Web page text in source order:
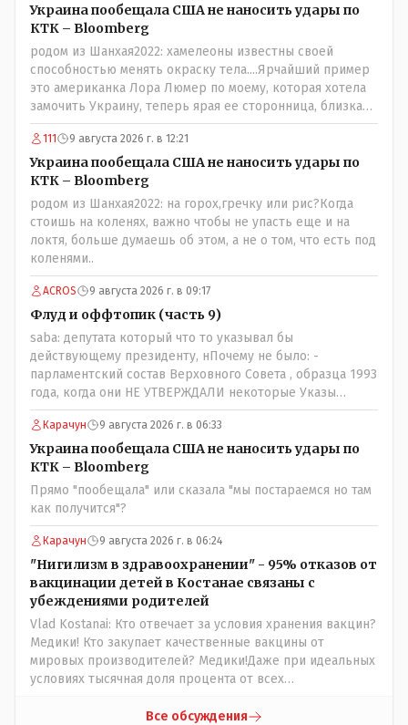
Украина пообещала США не наносить удары по
КТК – Bloomberg
родом из Шанхая2022: хамелеоны известны своей
способностью менять окраску тела....Ярчайший пример
это американка Лора Люмер по моему, которая хотела
замочить Украину, теперь ярая ее сторонница, близкая
к Трампу. Ну и западные страны тем более, которые
предоставляли Зеленскому убежище, чтоб он бежал и
которые развернулись потом на 180 или 360 градусов,
посмотрев на того, как он не сдался, но ты же там сам
живешь и многое знаешь о тех, на кого работаешь.. Это
просто прагматизм и ничего личного. Победим мы, они
встанут под нас и наоборот и все это понимают..
111 9 августа 2026 г. в 12:21
Украина пообещала США не наносить удары по
КТК – Bloomberg
родом из Шанхая2022: на горох,гречку или рис?Когда
стоишь на коленях, важно чтобы не упасть еще и на
локтя, больше думаешь об этом, а не о том, что есть под
коленями..
ACROS 9 августа 2026 г. в 09:17
Флуд и оффтопик (часть 9)
saba: депутата который что то указывал бы
действующему президенту, нПочему не было: -
парламентский состав Верховного Совета , образца 1993
года, когда они НЕ УТВЕРЖДАЛИ некоторые Указы
Назарбаева, особенно в части выборов и перевыборов и
некоторых вопросах внутренней политики, и тогда
Назарбай волевым Указом РАСПУСТИЛ этот бунтарский
состав. Имя - Серикболсын Абдильдин вам знакомо -
юывший секретарь ЦК КП Казахстана , впоследствии -
депутат Верховного Совета и Мажлиса и Председатель
партии коммунстов- он в то время и после и причём
НЕОДНОКРАТНО, указывал и многократно на недостатки
Назарбая и предлагал ему самому ДОБРОВОЛЬНО уйти с
поста Президента.
Карачун 9 августа 2026 г. в 06:33
Украина пообещала США не наносить удары по
КТК – Bloomberg
Прямо "пообещала" или сказала "мы постараемся но там
как получится"?
Карачун 9 августа 2026 г. в 06:24
"Нигилизм в здравоохранении" - 95% отказов от
вакцинации детей в Костанае связаны с
убеждениями родителей
Vlad Kostanai: Кто отвечает за условия хранения вакцин?
Медики! Кто закупает качественные вакцины от
мировых производителей? Медики!Даже при идеальных
условиях тысячная доля процента от всех
прививки. Бумага нужна как защита от дол.....бов не
Все обсуждения